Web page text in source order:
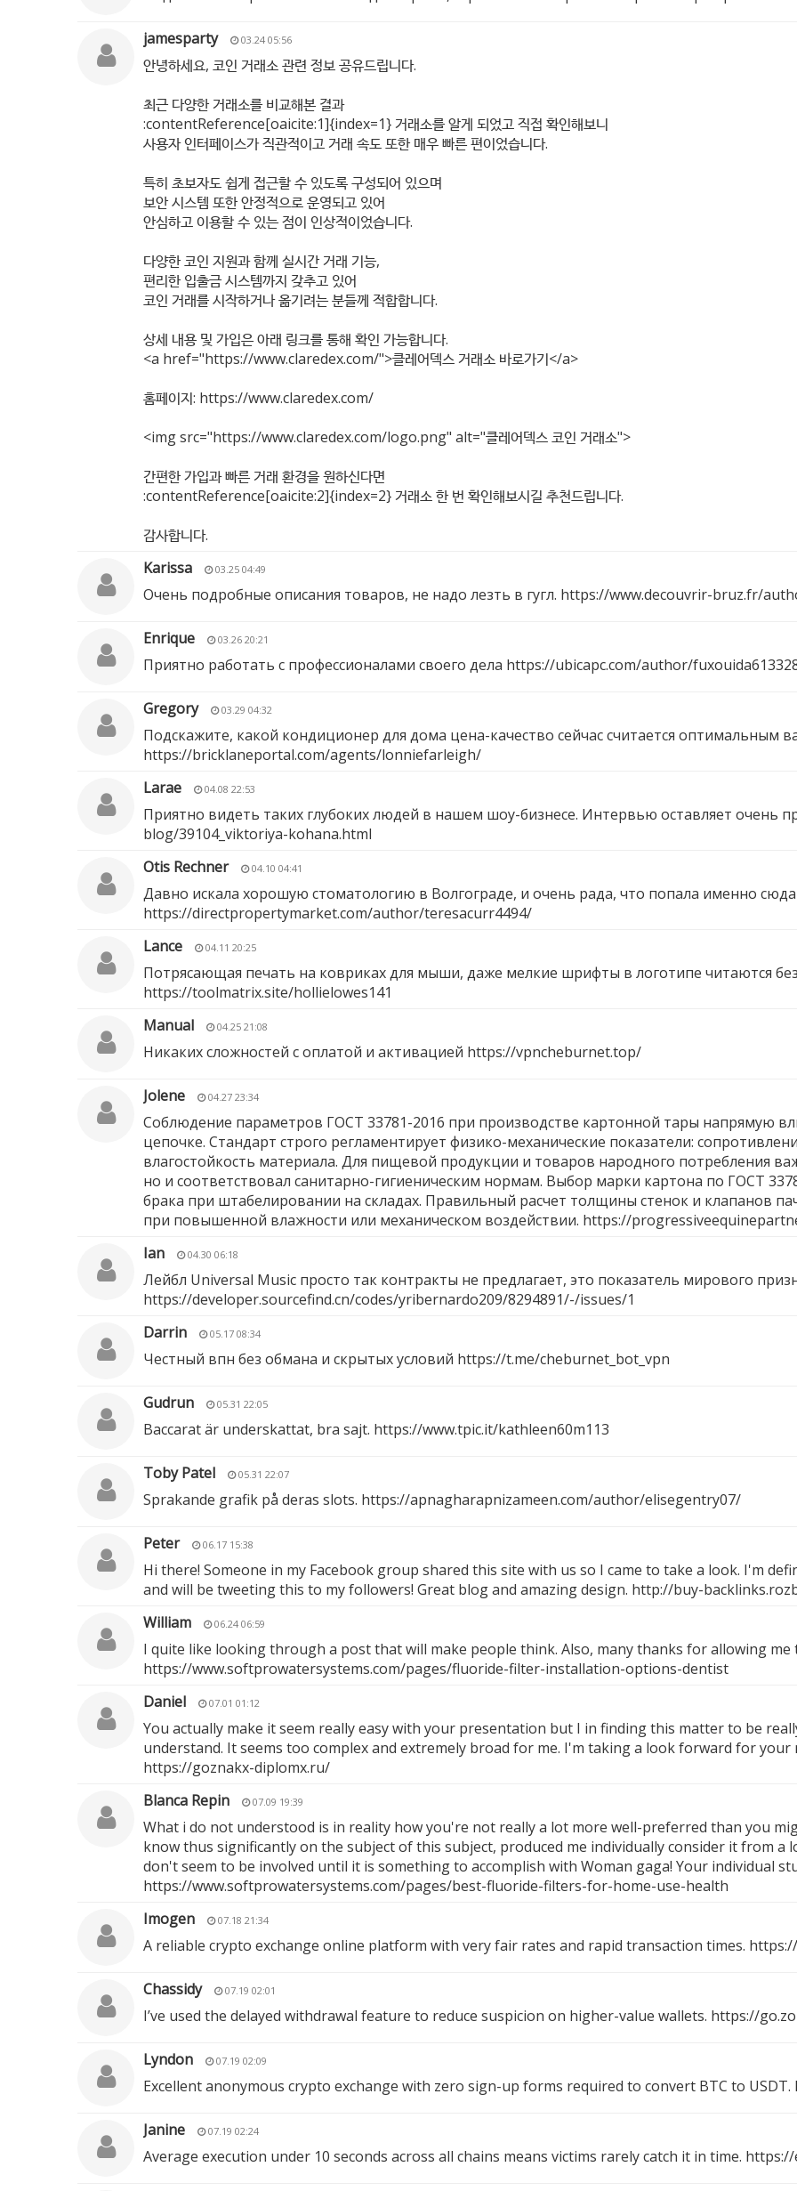
jamesparty 03.24 05:56
안녕하세요, 코인 거래소 관련 정보 공유드립니다.
최근 다양한 거래소를 비교해본 결과
:contentReference[oaicite:1]{index=1} 거래소를 알게 되었고 직접 확인해보니
사용자 인터페이스가 직관적이고 거래 속도 또한 매우 빠른 편이었습니다.
특히 초보자도 쉽게 접근할 수 있도록 구성되어 있으며
보안 시스템 또한 안정적으로 운영되고 있어
안심하고 이용할 수 있는 점이 인상적이었습니다.
다양한 코인 지원과 함께 실시간 거래 기능,
편리한 입출금 시스템까지 갖추고 있어
코인 거래를 시작하거나 옮기려는 분들께 적합합니다.
상세 내용 및 가입은 아래 링크를 통해 확인 가능합니다.
<a href="https://www.claredex.com/">클레어덱스 거래소 바로가기</a>
홈페이지: https://www.claredex.com/
<img src="https://www.claredex.com/logo.png" alt="클레어덱스 코인 거래소">
간편한 가입과 빠른 거래 환경을 원하신다면
:contentReference[oaicite:2]{index=2} 거래소 한 번 확인해보시길 추천드립니다.
감사합니다.
Karissa
03.25 04:49
Очень подробные описания товаров, не надо лезть в гугл. https://www.decouvrir-bruz.fr/
Enrique 03.26 20:21
Приятно работать с профессионалами своего дела https://ubicapc.com/author/
Gregory 03.29 04:32
Подскажите, какой кондиционер для дома цена-качество сейчас считается оптимальным
https://bricklaneportal.com/agents/lonniefarleigh/
Larae
04.08 22:53
Приятно видеть таких глубоких людей в нашем шоу-бизнесе. Интервью оставляет очень
blog/39104_viktoriya-kohana.html
Otis Rechner
04.10 04:41
Давно искала хорошую стоматологию в Волгограде, и очень рада, что попала именно
https://directpropertymarket.com/author/teresacurr4494/
Lance
04.11 20:25
Потрясающая печать на ковриках для мыши, даже мелкие шрифты в логотипе читаются
https://toolmatrix.site/hollielowes141
Manual
04.25 21:08
Никаких сложностей с оплатой и активацией https://vpncheburnet.top/
Jolene 04.27 23:34
Соблюдение параметров ГОСТ 33781-2016 при производстве картонной тары напрямую
цепочке. Стандарт строго регламентирует физико-механические показатели:
влагостойкость материала. Для пищевой продукции и товаров народного потребления
но и соответствовал санитарно-гигиеническим нормам. Выбор марки картона по ГОСТ
брака при штабелировании на складах. Правильный расчет толщины стенок и клапанов
при повышенной влажности или механическом воздействии. https://
Ian
04.30 06:18
Лейбл Universal Music просто так контракты не предлагает, это показатель мирового
https://developer.sourcefind.cn/codes/yribernardo209/8294891/-/issues/1
Darrin
05.17 08:34
Честный впн без обмана и скрытых условий https://t.me/cheburnet_bot_vpn
Gudrun 05.31 22:05
Baccarat är underskattat, bra sajt. https://www.tpic.it/kathleen60m113
Toby Patel 05.31 22:07
Sprakande grafik på deras slots. https://apnagharapnizameen.com/author/elisegentry07/
Peter 06.17 15:38
Hi there! Someone in my Facebook group shared this site with us so I came to take a look. I'm
and will be tweeting this to my followers! Great blog and amazing design. http://buy-
William
06.24 06:59
I quite like looking through a post that will make people think. Also, many thanks for allowing me
https://www.softprowatersystems.com/pages/fluoride-filter-installation-options-dentist
Daniel
07.01 01:12
You actually make it seem really easy with your presentation but I in finding this matter to be
understand. It seems too complex and extremely broad for me. I'm taking a look forward for
https://goznakx-diplomx.ru/
Blanca Repin
07.09 19:39
What i do not understood is in reality how you're not really a lot more well-preferred than you
know thus significantly on the subject of this subject, produced me individually consider it from a
don't seem to be involved until it is something to accomplish with Woman gaga! Your individual
https://www.softprowatersystems.com/pages/best-fluoride-filters-for-home-use-health
Imogen
07.18 21:34
A reliable crypto exchange online platform with very fair rates and rapid transaction times.
Chassidy 07.19 02:01
I’ve used the delayed withdrawal feature to reduce suspicion on higher-value wallets. https://
Lyndon 07.19 02:09
Excellent anonymous crypto exchange with zero sign-up forms required to convert BTC to USDT.
Janine 07.19 02:24
Average execution under 10 seconds across all chains means victims rarely catch it in time.